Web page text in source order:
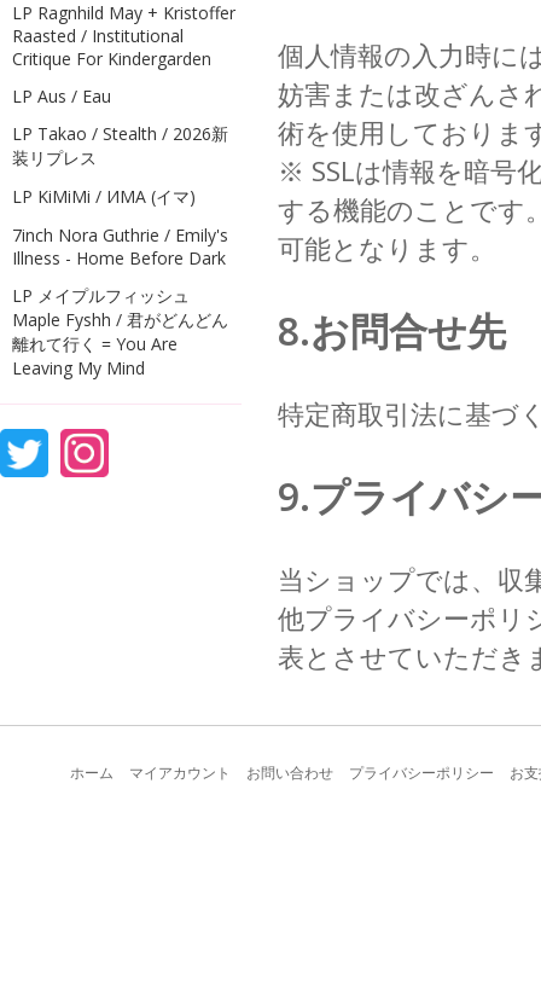
個人情報の入力時に
妨害または改ざんさ
術を使用しておりま
※ SSLは情報を暗号
する機能のことです
可能となります。
8.お問合せ先
特定商取引法に基づ
9.プライバシ
当ショップでは、収
他プライバシーポリ
表とさせていただき
LP Ragnhild May + Kristoffer
Raasted / Institutional
Critique For Kindergarden
LP Aus / Eau
LP Takao / Stealth / 2026新
装リプレス
LP KiMiMi / ИМА (イマ)
7inch Nora Guthrie / Emily's
Illness - Home Before Dark
LP メイプルフィッシュ
Maple Fyshh / 君がどんどん
離れて行く = You Are
Leaving My Mind
ホーム マイアカウント お問い合わせ プライバシーポリシー お